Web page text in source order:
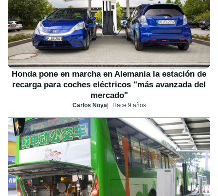
Honda pone en marcha en Alemania la estación de
recarga para coches eléctricos "más avanzada del
mercado"
Carlos Noya Hace 9 años